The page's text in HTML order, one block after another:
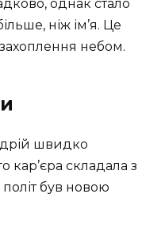
однак стало
ніж ім’я. Це
захоплення небом.
швидко
кар’єра складала з
політ був новою